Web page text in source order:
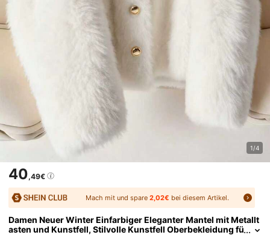
1/4
40,49€
Mach mit und spare 2,02€ bei diesem Artikel.
Damen Neuer Winter Einfarbiger Eleganter Mantel mit Metallt
asten und Kunstfell, Stilvolle Kunstfell Oberbekleidung fü